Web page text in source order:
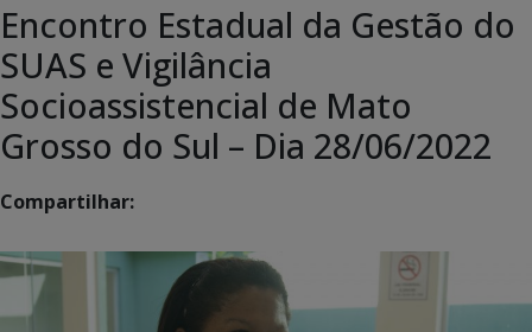
Encontro Estadual da Gestão do
SUAS e Vigilância
Socioassistencial de Mato
Grosso do Sul – Dia 28/06/2022
Compartilhar: